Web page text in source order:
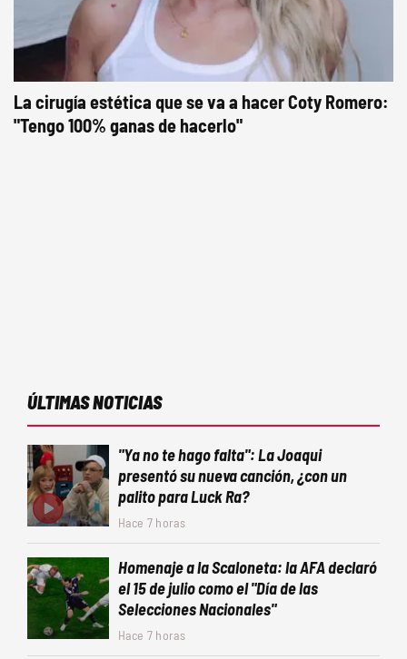
La cirugía estética que se va a hacer Coty Romero:
"Tengo 100% ganas de hacerlo"
ÚLTIMAS NOTICIAS
"Ya no te hago falta": La Joaqui
presentó su nueva canción, ¿con un
palito para Luck Ra?
Hace 7 horas
Homenaje a la Scaloneta: la AFA declaró
el 15 de julio como el "Día de las
Selecciones Nacionales"
Hace 7 horas